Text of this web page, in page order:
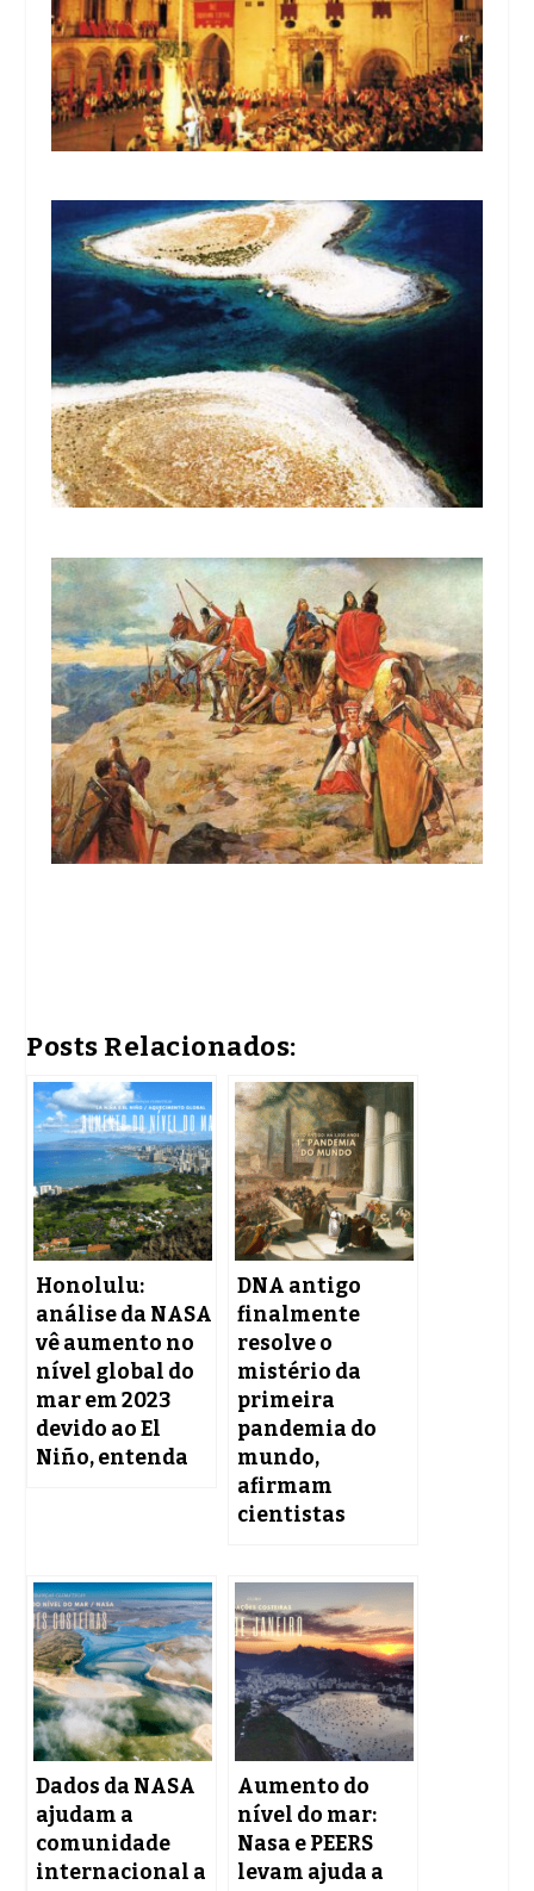
Posts Relacionados:
Honolulu:
análise da NASA
vê aumento no
nível global do
mar em 2023
devido ao El
Niño, entenda
DNA antigo
finalmente
resolve o
mistério da
primeira
pandemia do
mundo,
afirmam
cientistas
Dados da NASA
ajudam a
comunidade
internacional a
Aumento do
nível do mar:
Nasa e PEERS
levam ajuda a